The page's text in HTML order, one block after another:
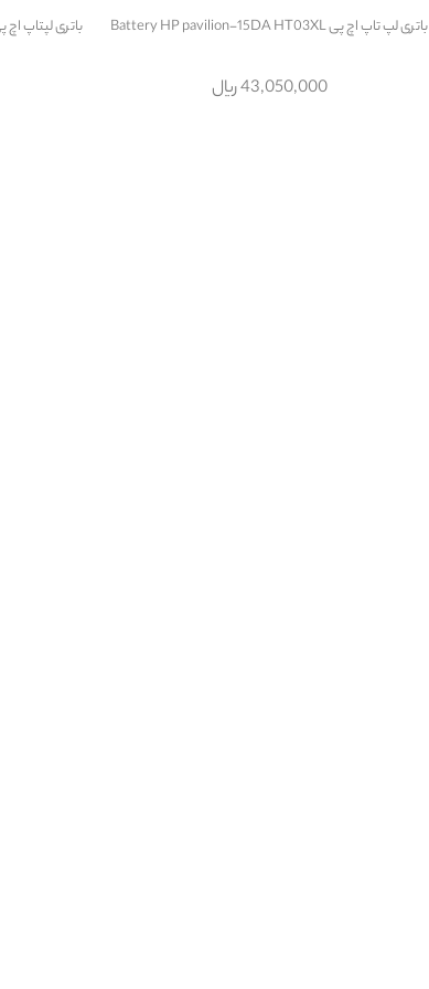
باتری لپ تاپ اچ پی Battery HP pavilion-15DA HT03XL
43,050,000 ریال